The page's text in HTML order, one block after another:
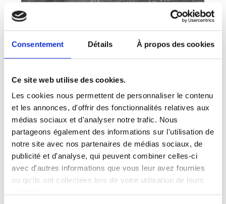
Consentement Détails À propos des cookies
Ce site web utilise des cookies.
Les cookies nous permettent de personnaliser le contenu
et les annonces, d'offrir des fonctionnalités relatives aux
médias sociaux et d'analyser notre trafic. Nous
partageons également des informations sur l'utilisation de
notre site avec nos partenaires de médias sociaux, de
publicité et d'analyse, qui peuvent combiner celles-ci
avec d'autres informations que vous leur avez fournies
ou qu'ils ont collectées lors de votre utilisation de leurs